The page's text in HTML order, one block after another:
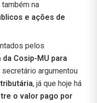
também na
e ações de
pelos
da Cosip-MU para
secretário argumentou
, já que hoje há
o valor pago por